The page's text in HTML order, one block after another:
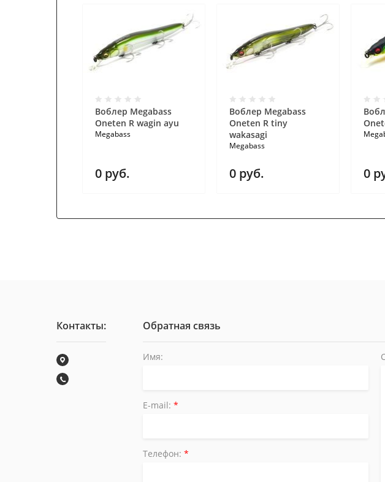
Воблер Megabass
Oneten R wagin ayu
Megabass
0 руб.
Воблер Megabass
Oneten R tiny
wakasagi
Megabass
0руб. 0
Контакты: Обратная связь
Имя:
E-mail: *
Телефон: *